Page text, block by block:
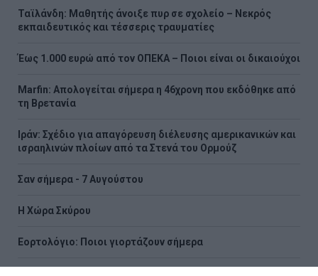
Ταϊλάνδη: Μαθητής άνοιξε πυρ σε σχολείο – Νεκρός
εκπαιδευτικός και τέσσερις τραυματίες
Έως 1.000 ευρώ από τον ΟΠΕΚΑ – Ποιοι είναι οι δικαιούχοι
Marfin: Απολογείται σήμερα η 46χρονη που εκδόθηκε από
τη Βρετανία
Ιράν: Σχέδιο για απαγόρευση διέλευσης αμερικανικών και
ισραηλινών πλοίων από τα Στενά του Ορμούζ
Σαν σήμερα - 7 Αυγούστου
Η Χώρα Σκύρου
Εορτολόγιο: Ποιοι γιορτάζουν σήμερα